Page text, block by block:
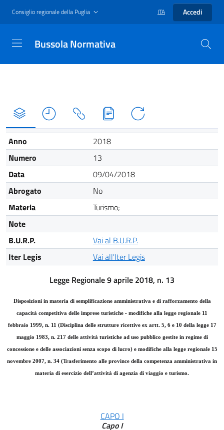
Consiglio regionale della Puglia ITA Accedi
Bussola Normativa
Anno
2018
Numero
13
Data
09/04/2018
Abrogato
No
Materia
Turismo;
Note
B.U.R.P.
Vai al B.U.R.P.
Iter Legis
Vai all'Iter Legis
Legge Regionale 9 aprile 2018, n. 13
Disposizioni in materia di semplificazione amministrativa e di rafforzamento della
capacità competitiva delle imprese turistiche - modifiche alla legge regionale 11
febbraio 1999, n. 11 (Disciplina delle strutture ricettive ex artt. 5, 6 e 10 della legge 17
maggio 1983, n. 217 delle attività turistiche ad uso pubblico gestite in regime di
concessione e delle associazioni senza scopo di lucro) e modifiche alla legge regionale 15
novembre 2007, n. 34 (Trasferimento alle province della competenza amministrativa in
materia di esercizio dell’attività di agenzia di viaggio e turismo.
CAPO I
Capo I